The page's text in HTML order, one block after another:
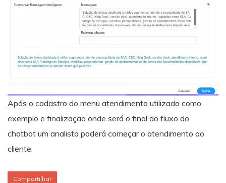
Após o cadastro do menu atendimento utilizado como
exemplo e finalização onde será o final do fluxo do
chatbot um analista poderá começar o atendimento ao
cliente.
Compartilhar